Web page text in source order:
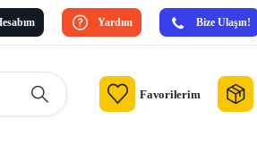
Yardım Bize Ulaşın!
Favorilerim